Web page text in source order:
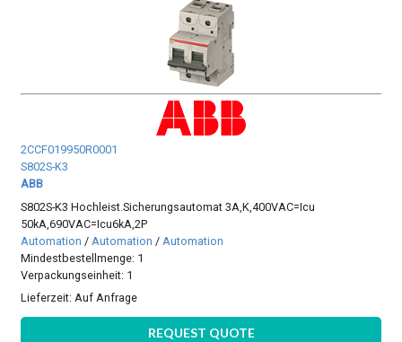
2CCF019950R0001
S802S-K3
ABB
S802S-K3 Hochleist.Sicherungsautomat 3A,K,400VAC=Icu
50kA,690VAC=Icu6kA,2P
Automation / Automation / Automation
Mindestbestellmenge: 1
Verpackungseinheit: 1
Lieferzeit: Auf Anfrage
REQUEST QUOTE